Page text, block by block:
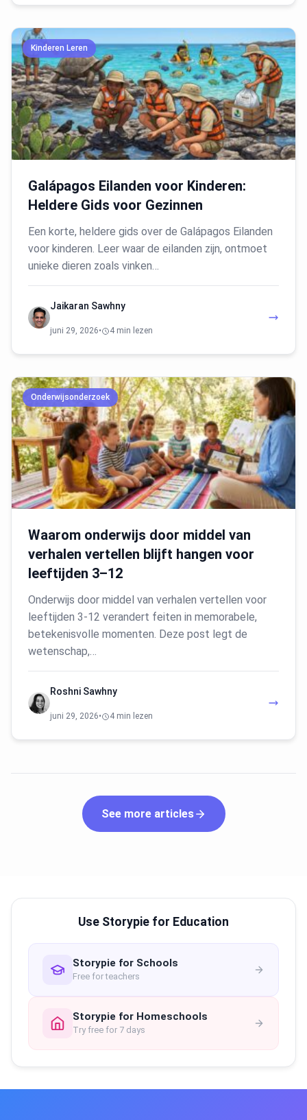
Kinderen Leren
Galápagos Eilanden voor Kinderen:
Heldere Gids voor Gezinnen
Een korte, heldere gids over de Galápagos Eilanden
voor kinderen. Leer waar de eilanden zijn, ontmoet
unieke dieren zoals vinken…
Jaikaran Sawhny
juni 29, 2026• 4 min lezen
Onderwijsonderzoek
Waarom onderwijs door middel van
verhalen vertellen blijft hangen voor
leeftijden 3–12
Onderwijs door middel van verhalen vertellen voor
leeftijden 3-12 verandert feiten in memorabele,
betekenisvolle momenten. Deze post legt de
wetenschap,…
Roshni Sawhny
juni 29, 2026• 4 min lezen
See more articles
Use Storypie for Education
Storypie for Schools
Free for teachers
Storypie for Homeschools
Try free for 7 days